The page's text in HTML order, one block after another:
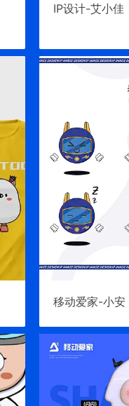
IP设计-艾小佳
移动爱家-小安